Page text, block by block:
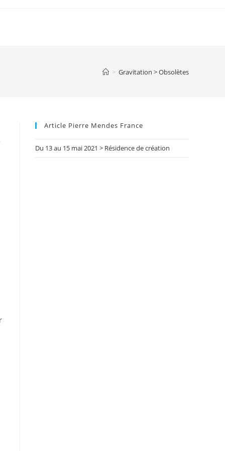
> Gravitation > Obsolètes
Article Pierre Mendes France
Du 13 au 15 mai 2021 > Résidence de création